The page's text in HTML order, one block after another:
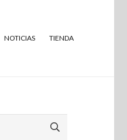
NOTICIAS TIENDA